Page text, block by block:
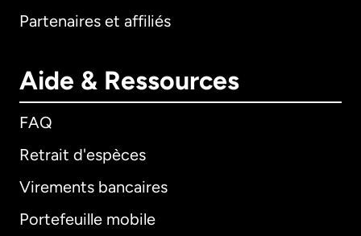
Partenaires et affiliés
Aide & Ressources
FAQ
Retrait d'espèces
Virements bancaires
Portefeuille mobile